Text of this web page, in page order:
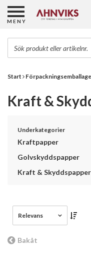
Start Förpackningsemballage
Kraft &
Underkategorier
Kraftpapper
Golvskyddspapper
Kraft & Skyddspapper
Relevans
Bakåt
MENY